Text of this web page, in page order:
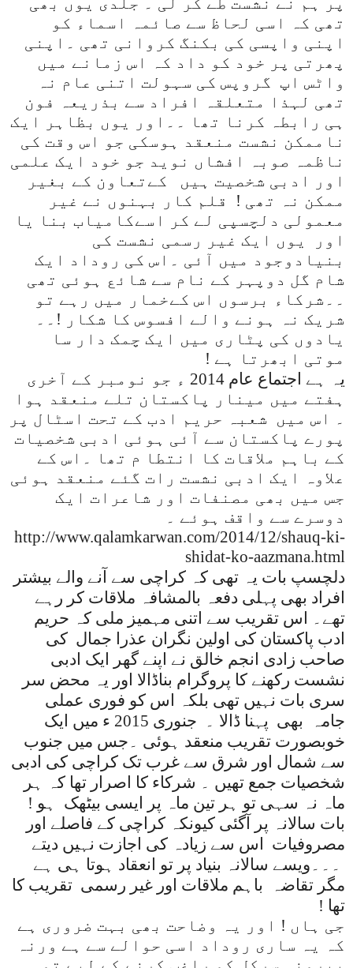
تھی کہ اسی لحاظ سے صائمہ اسماء کو
اپنی واپسی کی بکنگ کروانی تھی ۔اپنی
پھرتی پر خود کو داد کہ اس زمانے میں
واٹس اپ گروپس کی سہولت اتنی عام نہ
تھی لہذا متعلقہ افراد سے بذریعہ فون
ہی رابطہ کرنا تھا ۔۔اور یوں بظاہر ایک
ناممکن نشست منعقد ہوسکی جو اس وقت کی
ناظمہ صوبہ افشاں نوید جو خود ایک علمی
اور ادبی شخصیت ہیں
کےتعاون کے بغیر
ممکن نہ تھی !
قلم کار بہنوں نے غیر
معمولی دلچسپی لے کر اسےکامیاب بنا یا
اور
یوں ایک غیر رسمی نشست کی
بنیادوجود میں آئی ۔اس کی روداد ایک
شام گل دوپہر کے نام سے شائع ہوئی تھی
۔۔شرکاء برسوں اس کےخمار میں رہے تو
شریک نہ ہونے والے افسوس کا شکار !۔۔
یادوں کی پٹاری میں ایک چمک دار سا
موتی ابھرتا ہے !
یہ ہے اجتماع عام 2014 ء جو نومبر کے آخری
ہفتے میں مینار پاکستان تلے منعقد ہوا
۔ اس میں شعبہ حریم ادب کے تحت اسٹال پر
پورے پاکستان سے آئی ہوئی ادبی شخصیات
کے باہم ملاقات کا انتطا م تھا ۔اس کے
علاوہ ایک ادبی نشست رات گئے منعقد ہوئی
جس میں بھی مصنفات اور شاعرات ایک
دوسرے سے واقف ہوئے ۔
http://www.qalamkarwan.com/2014/12/shauq-ki-
shidat-ko-aazmana.html
دلچسپ بات یہ تھی کہ کراچی سے آنے والے بیشتر
افراد بھی پہلی دفعہ بالمشافہ ملاقات کر رہے
تھے۔ اس تقریب سے اتنی مہمیز ملی کہ حریم
ادب پاکستان کی اولین نگران عذرا جمال کی
صاحب زادی انجم خالق نے اپنے گھر ایک ادبی
نشست رکھنے کا پروگرام بناڈالا اور یہ محض سر
سری بات نہیں تھی بلکہ اس کو فوری عملی
جامہ
بھی پہنا ڈالا ۔
جنوری 2015 ء میں ایک
خوبصورت تقریب منعقد ہوئی ۔جس میں جنوب
سے شمال اور شرق سے غرب تک کراچی کی ادبی
شخصیات جمع تھیں ۔ شرکاء کا اصرار تھا کہ ہر
ماہ نہ سہی تو ہر تین ماہ پر ایسی بیٹھک
ہو !
بات سالانہ پر آگئی کیونکہ کراچی کے فاصلے اور
مصروفیات
اس سے زیادہ کی اجازت نہیں دیتے
۔۔۔ویسے سالانہ بنیاد پر تو انعقاد ہوتا ہی ہے
مگر تقاضہ
باہم ملاقات اور غیر رسمی تقریب کا
تھا !
جی ہاں ! اور یہ وضاحت بھی بہت ضروری ہے
کہ یہ ساری روداد اسی حوالے سے ہے ورنہ